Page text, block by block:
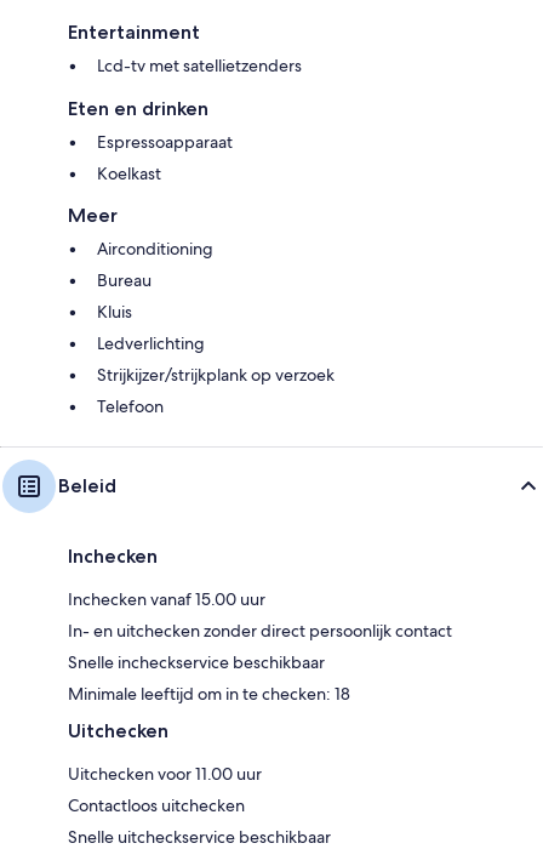
Entertainment
Lcd-tv met satellietzenders
Eten en drinken
Espressoapparaat
Koelkast
Meer
Airconditioning
Bureau
Kluis
Ledverlichting
Strijkijzer/strijkplank op verzoek
Telefoon
Beleid
Inchecken
Inchecken vanaf 15.00 uur
In- en uitchecken zonder direct persoonlijk contact
Snelle incheckservice beschikbaar
Minimale leeftijd om in te checken: 18
Uitchecken
Uitchecken voor 11.00 uur
Contactloos uitchecken
Snelle uitcheckservice beschikbaar